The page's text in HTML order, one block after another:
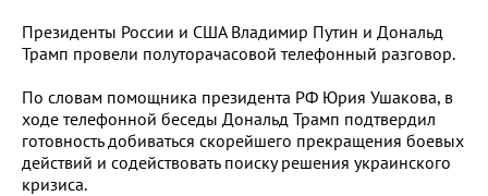
Президенты России и США Владимир Путин и Дональд
Трамп провели полуторачасовой телефонный разговор.
По словам помощника президента РФ Юрия Ушакова, в
ходе телефонной беседы Дональд Трамп подтвердил
готовность добиваться скорейшего прекращения боевых
действий и содействовать поиску решения украинского
кризиса.